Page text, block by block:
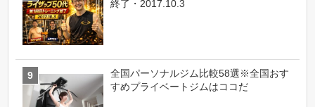
終了・2017.10.3
全国パーソナルジム比較58選※全国おす
すめプライベートジムはココだ